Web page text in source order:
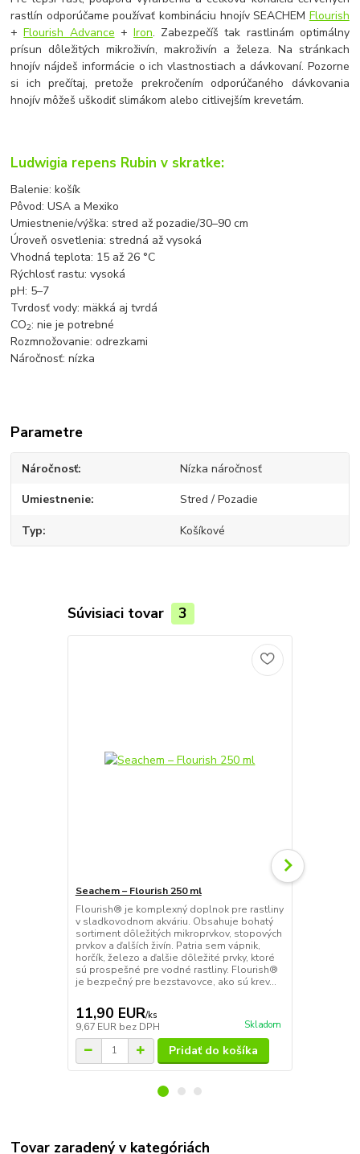
rastlín odporúčame používať kombináciu hnojív SEACHEM Flourish
+Flourish Advance + Iron. Zabezpečíš tak rastlinám optimálny
prísun dôležitých mikroživín, makroživín a železa. Na stránkach
hnojív nájdeš informácie o ich vlastnostiach a dávkovaní. Pozorne
si ich prečítaj, pretože prekročením odporúčaného dávkovania
hnojív môžeš uškodiť slimákom alebo citlivejším krevetám.
Ludwigia repens Rubin v skratke:
Balenie: košík
Pôvod: USA a Mexiko
Umiestnenie/výška: stred až pozadie/30–90 cm
Úroveň osvetlenia: stredná až vysoká
Vhodná teplota: 15 až 26 °C
Rýchlosť rastu: vysoká
pH: 5–7
Tvrdosť vody: mäkká aj tvrdá
CO2: nie je potrebné
Rozmnožovanie: odrezkami
Náročnosť: nízka
Parametre
Náročnosť Nízka náročnosť
Umiestnenie Stred / Pozadie
Typ Košíkové
Súvisiaci tovar 3
Seachem – Flourish 250 ml
Flourish® je komplexný doplnok pre rastliny
v sladkovodnom akváriu. Obsahuje bohatý
sortiment dôležitých mikroprvkov, stopových
prvkov a ďalších živín. Patria sem vápnik,
horčík, železo a ďalšie dôležité prvky, ktoré
sú prospešné pre vodné rastliny. Flourish®
je bezpečný pre bezstavovce, ako sú krev...
11,90 EUR/ks
9,67 EUR bez DPH Skladom
Pridať do košíka
Tovar zaradený v kategóriách